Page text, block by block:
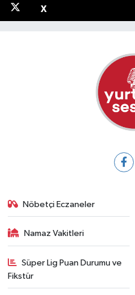
X
Nöbetçi Eczaneler
Namaz Vakitleri
Süper Lig Puan Durumu ve
Fikstür